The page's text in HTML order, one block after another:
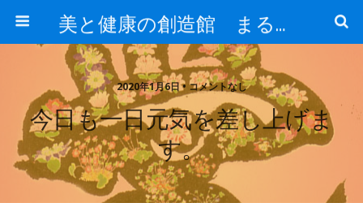
美と健康の創造館 まるとみ薬品 ぐんまの薬屋 芳さんのブログ
2020年1月6日 • コメントなし
今日も一日元気を差し上げま
す。